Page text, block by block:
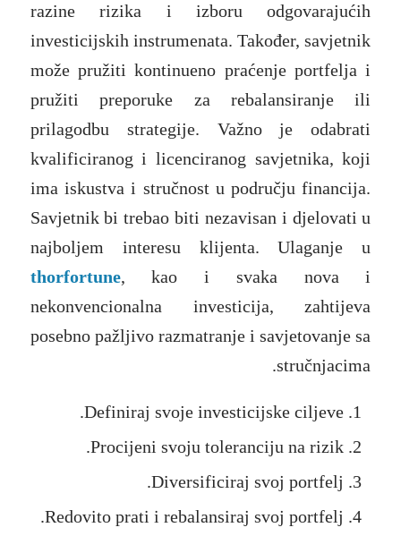
razine rizika i izboru odgovarajućih
investicijskih instrumenata. Također, savjetnik
može pružiti kontinueno praćenje portfelja i
pružiti preporuke za rebalansiranje ili
prilagodbu strategije. Važno je odabrati
kvalificiranog i licenciranog savjetnika, koji
ima iskustva i stručnost u području financija.
Savjetnik bi trebao biti nezavisan i djelovati u
najboljem interesu klijenta. Ulaganje u
thorfortune, kao i svaka nova i
nekonvencionalna investicija, zahtijeva
posebno pažljivo razmatranje i savjetovanje sa
stručnjacima.
Definiraj svoje investicijske ciljeve.
Procijeni svoju toleranciju na rizik.
Diversificiraj svoj portfelj.
Redovito prati i rebalansiraj svoj portfelj.